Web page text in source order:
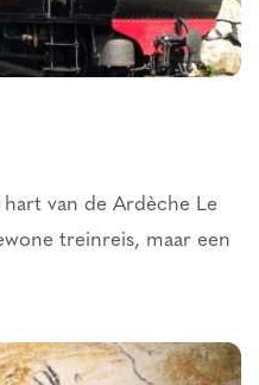
van de Ardèche Le
treinreis, maar een